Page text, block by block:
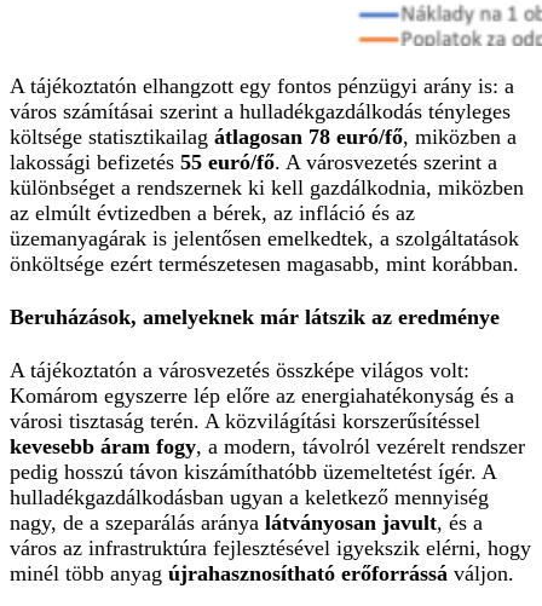
A tájékoztatón elhangzott egy fontos pénzügyi arány is: a
város számításai szerint a hulladékgazdálkodás tényleges
költsége statisztikailag átlagosan 78 euró/fő, miközben a
lakossági befizetés 55 euró/fő. A városvezetés szerint a
különbséget a rendszernek ki kell gazdálkodnia, miközben
az elmúlt évtizedben a bérek, az infláció és az
üzemanyagárak is jelentősen emelkedtek, a szolgáltatások
önköltsége ezért természetesen magasabb, mint korábban.
Beruházások, amelyeknek már látszik az eredménye
A tájékoztatón a városvezetés összképe világos volt:
Komárom egyszerre lép előre az energiahatékonyság és a
városi tisztaság terén. A közvilágítási korszerűsítéssel
kevesebb áram fogy, a modern, távolról vezérelt rendszer
pedig hosszú távon kiszámíthatóbb üzemeltetést ígér. A
hulladékgazdálkodásban ugyan a keletkező mennyiség
nagy, de a szeparálás aránya látványosan javult, és a
város az infrastruktúra fejlesztésével igyekszik elérni, hogy
minél több anyag újrahasznosítható erőforrássá váljon.